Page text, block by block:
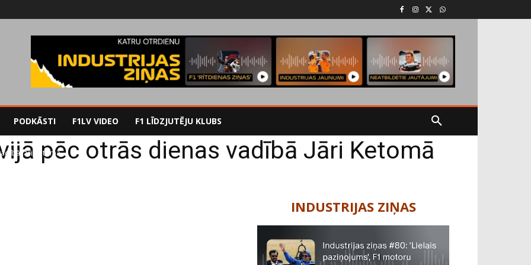
PODKĀSTI F1LV VIDEO F1 LĪDZJUTĒJU KLUBS
Jāri Ketomāpēc otrās dienas vadībā Jāri Ketomā
INDUSTRIJAS ZIŅAS